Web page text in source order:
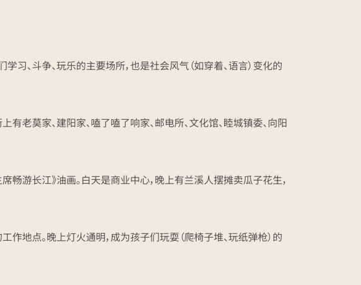
习、斗争、玩乐的主要场所，也是社会风气（如穿着、语言）变化的
老莫家、建阳家、嗑了嗑了响家、邮电所、文化馆、睦城镇委、向阳
畅游长江》油画。白天是商业中心，晚上有兰溪人摆摊卖瓜子花生，
地点。晚上灯火通明，成为孩子们玩耍（爬椅子堆、玩纸弹枪）的